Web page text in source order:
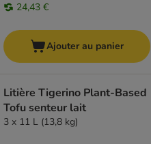
24,43 €
Ajouter au panier
Litière Tigerino Plant-Based
Tofu senteur lait
3 x 11 L (13,8 kg)